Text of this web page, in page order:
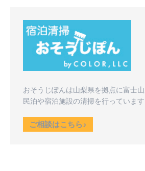
おそうじぽんは山梨県を拠点に富士
民泊や宿泊施設の清掃を行っています
ご相談はこちら♪